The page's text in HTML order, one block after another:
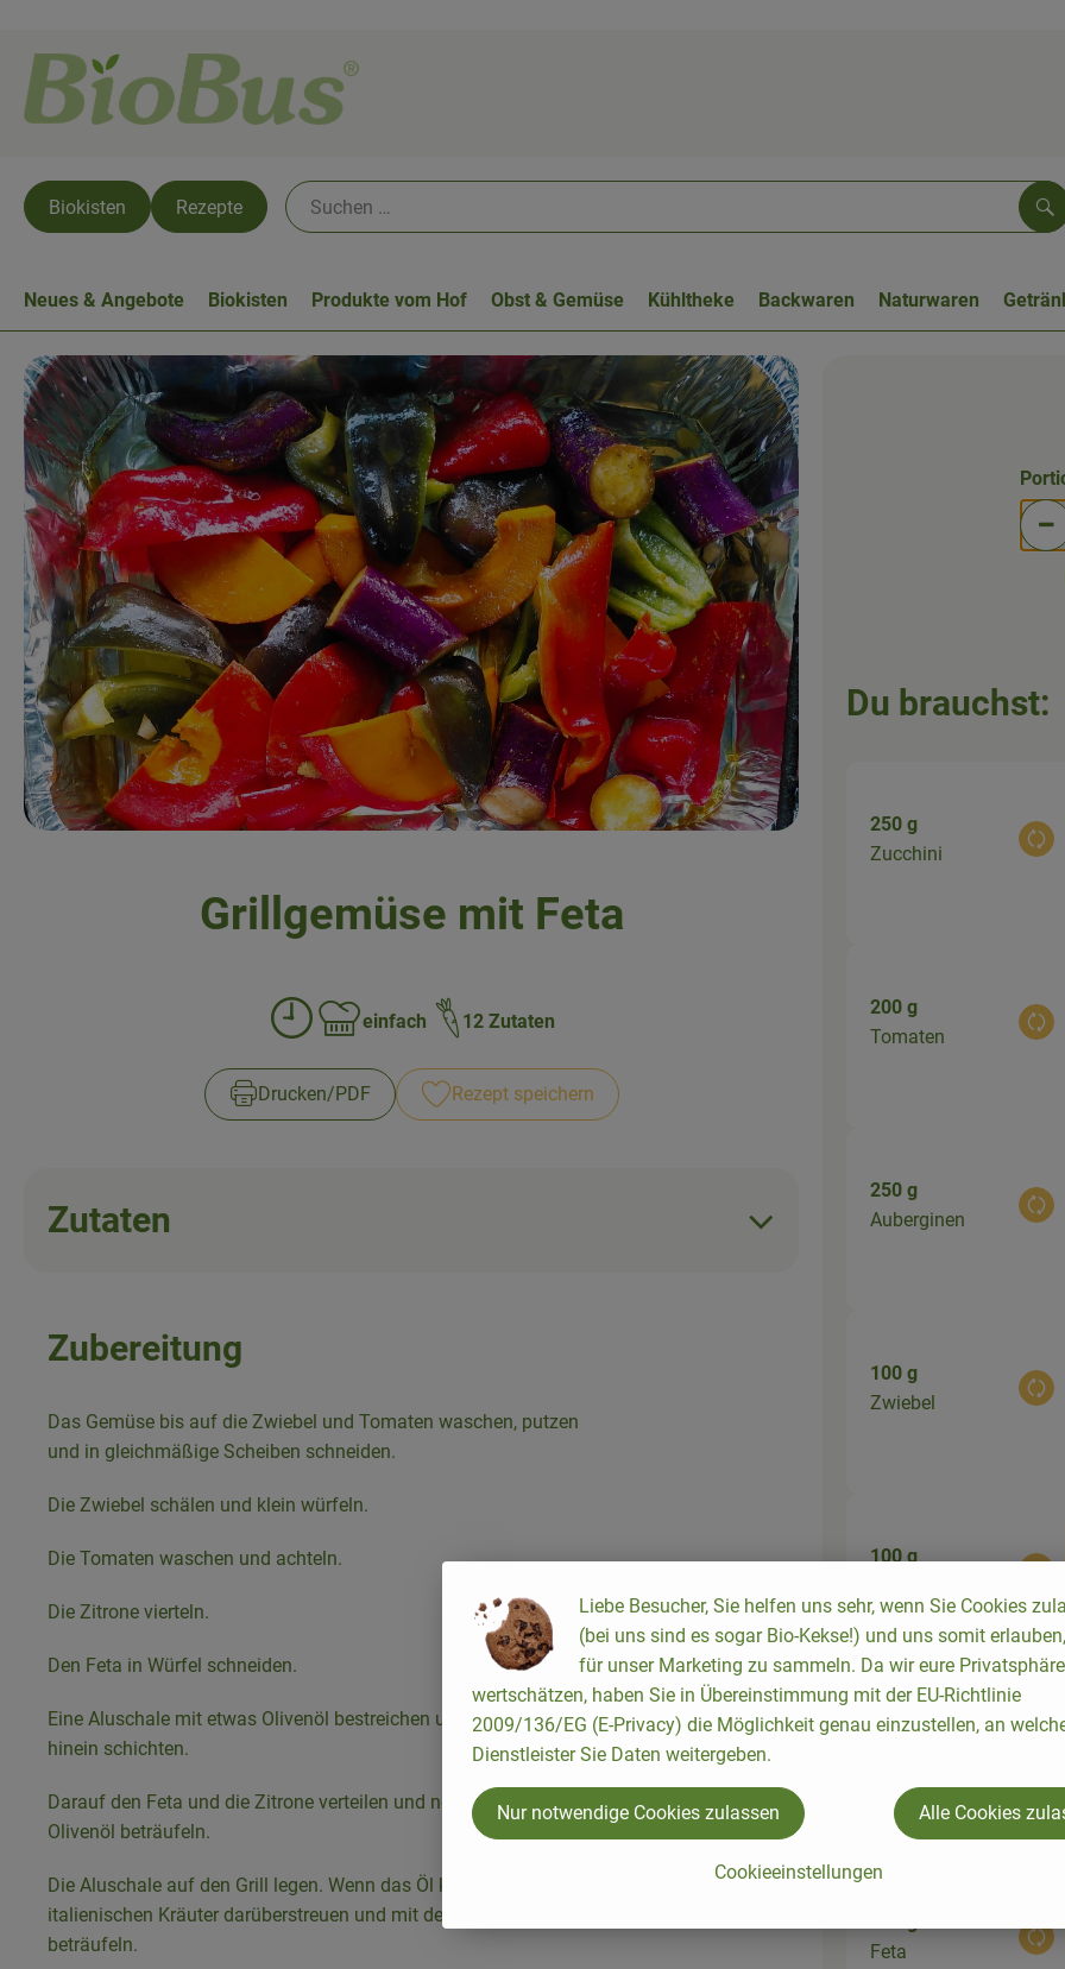
Biokisten Rezepte
Neues & Angebote Biokisten Produkte vom Hof Obst & Gemüse Kühltheke Backwaren Naturwaren
Grillgemüse mit Feta
Zubreitungszeit:
Schwierigkeit:
einfach 12 Zutaten
Drucken​/​PDF Rezept speichern
Zutaten
Zubereitung
Das Gemüse bis auf die Zwiebel und Tomaten waschen, putzen
und in gleichmäßige Scheiben schneiden.
Die Zwiebel schälen und klein würfeln.
Die Tomaten waschen und achteln.
Die Zitrone vierteln.
Den Feta in Würfel schneiden.
Eine Aluschale mit etwas Olivenöl bestreichen und das Gemüse
hinein schichten.
Darauf den Feta und die Zitrone verteilen und nochmals mit
Olivenöl beträufeln.
Die Aluschale auf den Grill legen. Wenn das Öl kocht die
italienischen Kräuter darüberstreuen und mit dem Honig
beträufeln.
Du brauchst:
250 g
Zucchini
200 g
Tomaten
250 g
Auberginen
100 g
Zwiebel
100 g
200 g
Feta
Liebe Besucher, Sie helfen uns sehr, wenn Sie Cookies
(bei uns sind es sogar Bio-Kekse!) und uns somit
für unser Marketing zu sammeln. Da wir eure
wertschätzen, haben Sie in Übereinstimmung mit der EU-Richtlinie
2009/136/EG (E-Privacy) die Möglichkeit genau einzustellen, an
Dienstleister Sie Daten weitergeben.
Cookieeinstellungen
Nur notwendige Cookies zulassen Alle Cookies